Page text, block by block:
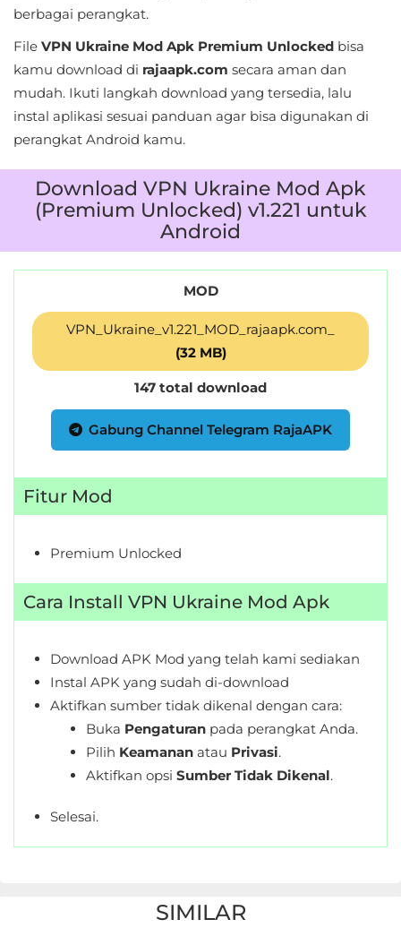
berbagai perangkat.
File VPN Ukraine Mod Apk Premium Unlocked bisa
kamu download di rajaapk.com secara aman dan
mudah. Ikuti langkah download yang tersedia, lalu
instal aplikasi sesuai panduan agar bisa digunakan di
perangkat Android kamu.
Download VPN Ukraine Mod Apk
(Premium Unlocked) v1.221 untuk
Android
MOD
VPN_Ukraine_v1.221_MOD_rajaapk.com_
(32 MB)
147 total download
Gabung Channel Telegram RajaAPK
Fitur Mod
Premium Unlocked
Cara Install VPN Ukraine Mod Apk
Download APK Mod yang telah kami sediakan
Instal APK yang sudah di-download
Aktifkan sumber tidak dikenal dengan cara:
Buka Pengaturan pada perangkat Anda.
Pilih Keamanan atau Privasi.
Aktifkan opsi Sumber Tidak Dikenal.
Selesai.
SIMILAR